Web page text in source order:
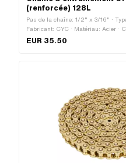
(renforcée) 128L
Pas de la chaîne: 1/2" x 3/16" ·
Fabricant: CYC · Matériau: Acier ·
de maillons: 128 pcs ·
EUR 35.50